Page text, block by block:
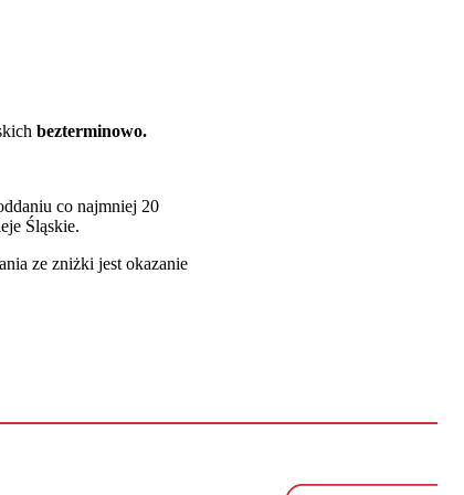
bezterminowo.
co najmniej 20
Śląskie.
ze zniżki jest okazanie